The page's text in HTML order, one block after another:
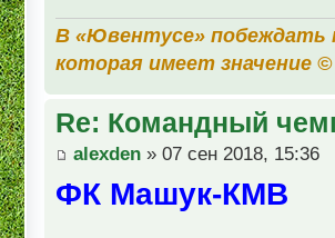
В «Ювентусе» побеждать
которая имеет значение
Re: Командный
alexden » 07 сен 2018, 15:36
ФК Машук-КМВ